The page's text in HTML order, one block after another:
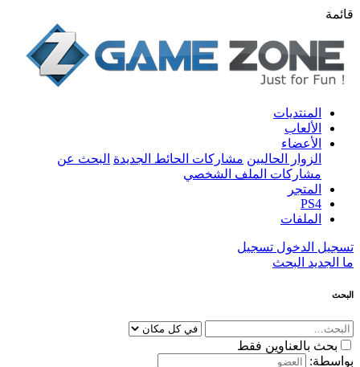
قائمة
المنتديات
الألعاب
الأعضاء
الزوار الحاليين مشاركات الحائط الجديدة البحث عن
مشاركات الملف الشخصي
المتجر
PS4
الملفات
تسجيل الدخول تسجيل
ما الجديد البحث
البحث
بحث بالعناوين فقط
بواسطة: